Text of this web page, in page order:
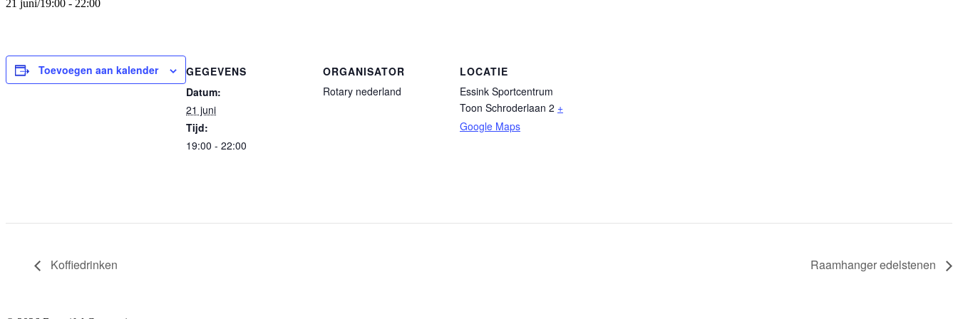
21 juni/19:00 - 22:00
Toevoegen aan kalender
GEGEVENS
Datum:
21 juni
Tijd:
19:00 - 22:00
ORGANISATOR
Rotary nederland
LOCATIE
Essink Sportcentrum
Toon Schroderlaan 2 +
Google Maps
Koffiedrinken Raamhanger edelstenen